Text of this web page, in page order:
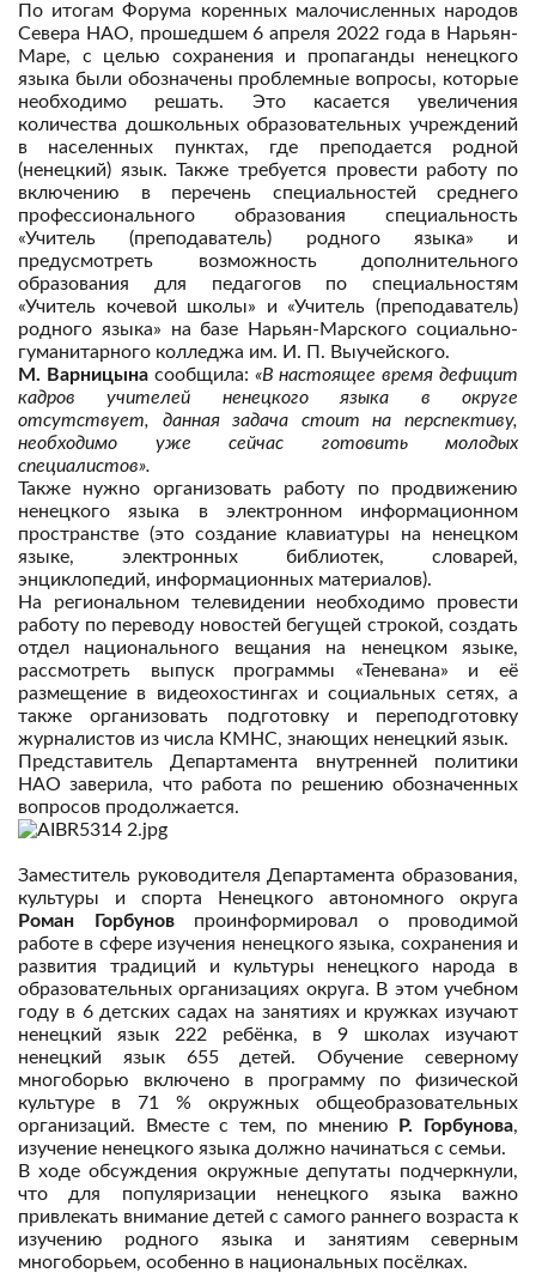
По итогам Форума коренных малочисленных народов
Севера НАО, прошедшем 6 апреля 2022 года в Нарьян-
Маре, с целью сохранения и пропаганды ненецкого
языка были обозначены проблемные вопросы, которые
необходимо решать. Это касается увеличения
количества дошкольных образовательных учреждений
в населенных пунктах, где преподается родной
(ненецкий) язык. Также требуется провести работу по
включению в перечень специальностей среднего
профессионального образования специальность
«Учитель (преподаватель) родного языка» и
предусмотреть возможность дополнительного
образования для педагогов по специальностям
«Учитель кочевой школы» и «Учитель (преподаватель)
родного языка» на базе Нарьян-Марского социально-
гуманитарного колледжа им. И. П. Выучейского.
М. Варницына сообщила: «В настоящее время дефицит
кадров учителей ненецкого языка в округе
отсутствует, данная задача стоит на перспективу,
необходимо уже сейчас готовить молодых
специалистов».
Также нужно организовать работу по продвижению
ненецкого языка в электронном информационном
пространстве (это создание клавиатуры на ненецком
языке, электронных библиотек, словарей,
энциклопедий, информационных материалов).
На региональном телевидении необходимо провести
работу по переводу новостей бегущей строкой, создать
отдел национального вещания на ненецком языке,
рассмотреть выпуск программы «Теневана» и её
размещение в видеохостингах и социальных сетях, а
также организовать подготовку и переподготовку
журналистов из числа КМНС, знающих ненецкий язык.
Представитель Департамента внутренней политики
НАО заверила, что работа по решению обозначенных
вопросов продолжается.
Заместитель руководителя Департамента образования,
культуры и спорта Ненецкого автономного округа
Роман Горбуновпроинформировал о проводимой
работе в сфере изучения ненецкого языка, сохранения и
развития традиций и культуры ненецкого народа в
образовательных организациях округа. В этом учебном
году в 6 детских садах на занятиях и кружках изучают
ненецкий язык 222 ребёнка, в 9 школах изучают
ненецкий язык 655 детей. Обучение северному
многоборью включено в программу по физической
культуре в 71 % окружных общеобразовательных
организаций. Вместе с тем, по мнению
Р. Горбунова,
изучение ненецкого языка должно начинаться с семьи.
В ходе обсуждения окружные депутаты подчеркнули,
что для популяризации ненецкого языка важно
привлекать внимание детей с самого раннего возраста к
изучению родного языка и занятиям северным
многоборьем, особенно в национальных посёлках.